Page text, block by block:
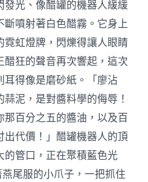
光、像醋罐的機器人緩緩
噴射著白色醋霧。它身上
虹燈牌，閃爍得讓人眼睛
狂的聲音再次響起，這次
得像是磨砂紙。「廖沾
泥，是對醬料學的侮辱！
百分之五的醬油，以及百
代價！」醋罐機器人的頂
管口，正在聚積藍色光
尾服的小爪子，一把抓住